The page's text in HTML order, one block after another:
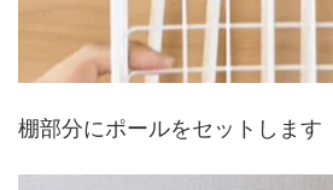
棚部分にポールをセットします